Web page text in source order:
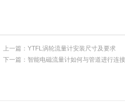
上一篇： YTFL涡轮流量计安装尺寸及要求
下一篇： 智能电磁流量计如何与管道进行连接